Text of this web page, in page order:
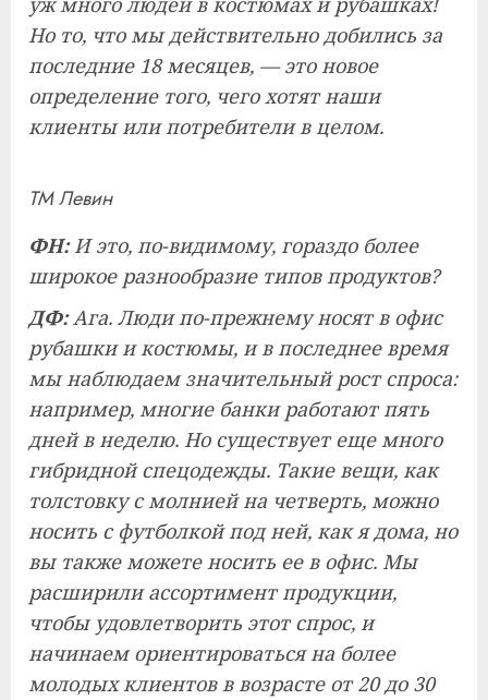
Но то, что мы действительно добились за
последние 18 месяцев, — это новое
определение того, чего хотят наши
клиенты или потребители в целом.
ТМ Левин
ФН:И это, по-видимому, гораздо более
широкое разнообразие типов продуктов?
ДФ:Ага. Люди по-прежнему носят в офис
рубашки и костюмы, и в последнее время
мы наблюдаем значительный рост спроса:
например, многие банки работают пять
дней в неделю. Но существует еще много
гибридной спецодежды. Такие вещи, как
толстовку с молнией на четверть, можно
носить с футболкой под ней, как я дома, но
вы также можете носить ее в офис. Мы
расширили ассортимент продукции,
чтобы удовлетворить этот спрос, и
начинаем ориентироваться на более
молодых клиентов в возрасте от 20 до 30